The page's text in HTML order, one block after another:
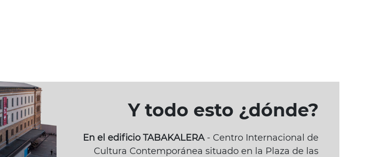
Y todo esto ¿dónde?
En el edificio TABAKALERA- Centro Internacional de
Cultura Contemporánea situado en la Plaza de las